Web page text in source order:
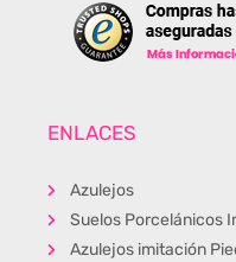
ENLACES
Azulejos
Suelos Porcelánicos
Azulejos imitación